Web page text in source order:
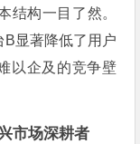
结构一目了然。
显著降低了用户
以企及的竞争壁
市场深耕者